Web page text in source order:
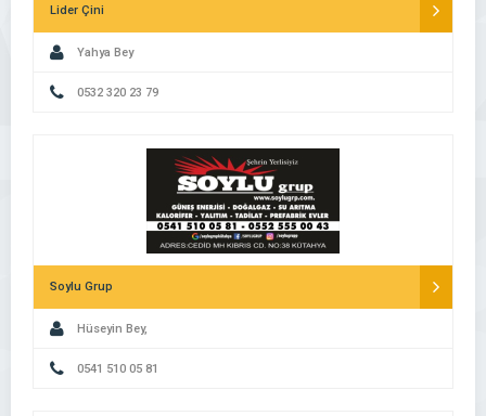
Lider Çini
Yahya Bey
0532 320 23 79
Soylu Grup
Hüseyin Bey,
0541 510 05 81